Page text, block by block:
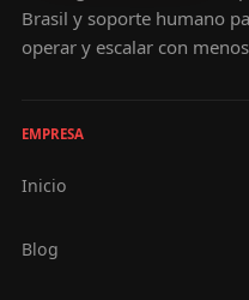
Brasil y soporte humano
operar y escalar con
EMPRESA
Inicio
Blog